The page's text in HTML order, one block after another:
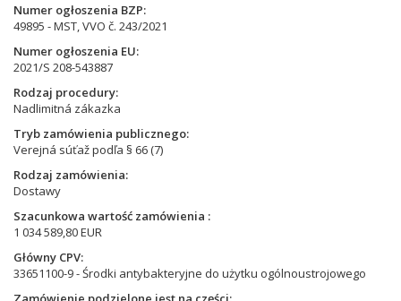
Numer ogłoszenia BZP
49895 - MST, VVO č. 243/2021
Numer ogłoszenia EU
2021/S 208-543887
Rodzaj procedury
Nadlimitná zákazka
Tryb zamówienia publicznego
Verejná súťaž podľa § 66 (7)
Rodzaj zamówienia
Dostawy
Szacunkowa wartość zamówienia
1 034 589,80 EUR
Główny CPV
33651100-9 - Środki antybakteryjne do użytku ogólnoustrojowego